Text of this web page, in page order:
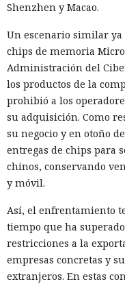
Shenzhen y Macao.
Un escenario similar
chips de memoria
Administración del
los productos de la
prohibió a los
su adquisición. Como
su negocio y en otoño
entregas de chips para
chinos, conservando
y móvil.
Así, el enfrentamiento
tiempo que ha
restricciones a la
empresas concretas y
extranjeros. En estas